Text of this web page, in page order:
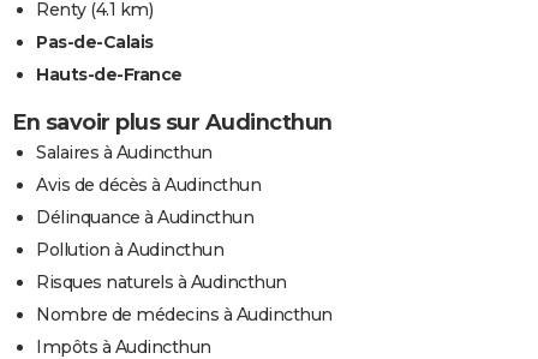
Renty(4.1 km)
Pas-de-Calais
Hauts-de-France
En savoir plus sur Audincthun
Salaires à Audincthun
Avis de décès à Audincthun
Délinquance à Audincthun
Pollution à Audincthun
Risques naturels à Audincthun
Nombre de médecins à Audincthun
Impôts à Audincthun